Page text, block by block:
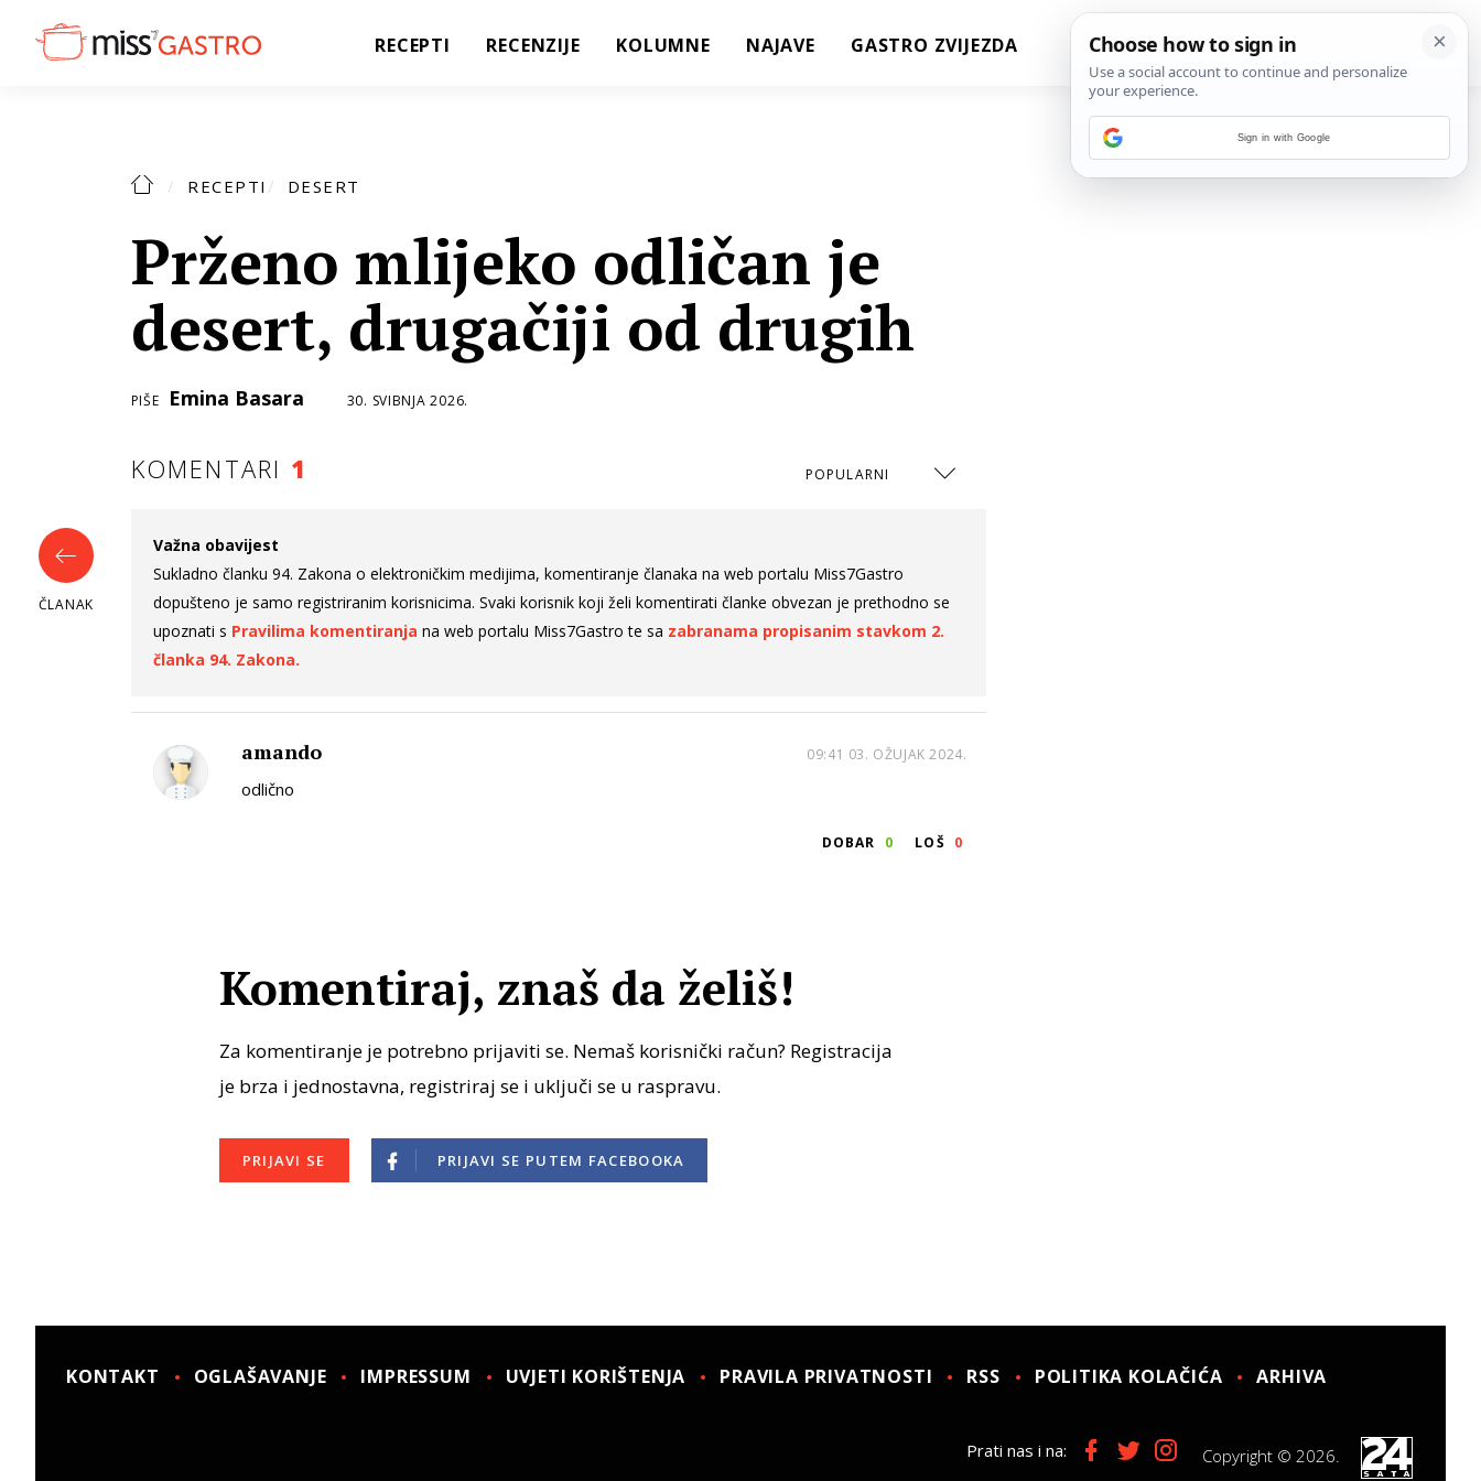
RECEPTI RECENZIJE KOLUMNE NAJAVE GASTRO ZVIJEZDA
RECEPTI DESERT
Prženo mlijeko odličan je
desert, drugačiji od drugih
PIŠE Emina Basara 30. SVIBNJA 2026.
ČLANAK
KOMENTARI 1 POPULARNI
Važna obavijest
Sukladno članku 94. Zakona o elektroničkim medijima, komentiranje članaka na web portalu Miss7Gastro
dopušteno je samo registriranim korisnicima. Svaki korisnik koji želi komentirati članke obvezan je prethodno se
upoznati s Pravilima komentiranja na web portalu Miss7Gastro te sa zabranama propisanim stavkom 2.
članka 94. Zakona.
amando 09:41 03. OŽUJAK 2024.
odlično
DOBAR 0 LOŠ 0
Komentiraj, znaš da želiš!
Za komentiranje je potrebno prijaviti se. Nemaš korisnički račun? Registracija
je brza i jednostavna, registriraj se i uključi se u raspravu.
PRIJAVI SE PRIJAVI SE PUTEM FACEBOOKA
KONTAKT OGLAŠAVANJE IMPRESSUM UVJETI KORIŠTENJA PRAVILA PRIVATNOSTI RSS POLITIKA KOLAČIĆA ARHIVA
Prati nas i na: Copyright © 2026.
Sign in with Google